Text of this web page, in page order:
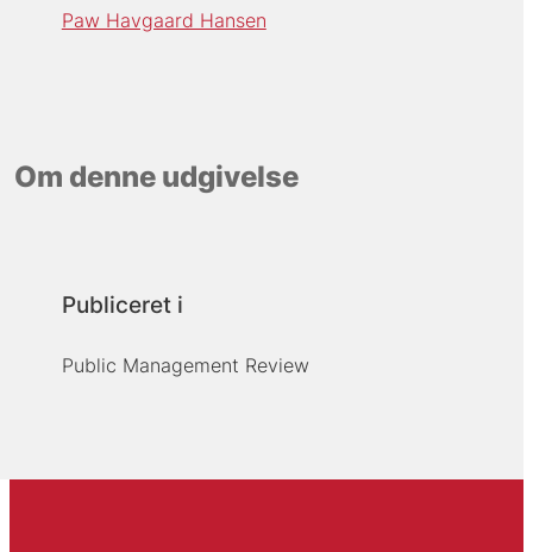
Paw Havgaard Hansen
Om denne udgivelse
Publiceret i
Public Management Review